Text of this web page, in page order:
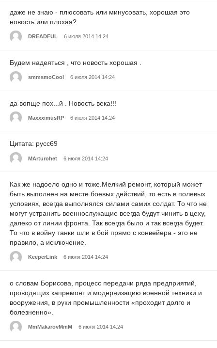
даже не знаю - плюсовать или минусовать, хорошая это
новость или плохая?
DREADFUL 6 июля 2014 14:24
Будем надеяться , что новость хорошая .
smmsmoCool 6 июля 2014 14:24
да вопще пох...й . Новость века!!!
MaxxximusRP 6 июля 2014 14:24
Цитата: русс69
MArturohet 6 июля 2014 14:24
Как же надоело одно и тоже.Мелкий ремонт, который может
быть выполнен на месте боевых действий, то есть в полевых
условиях, всегда выполнялся силами самих солдат. То что не
могут устранить военнослужащие всегда будут чинить в цеху,
далеко от линии фронта. Так всегда было и так всегда будет.
То что в войну танки шли в бой прямо с конвейера - это не
правило, а исключение.
KeeperLink 6 июля 2014 14:24
о словам Борисова, процесс передачи ряда предприятий,
проводящих капремонт и модернизацию военной техники и
вооружения, в руки промышленности «проходит долго и
болезненно».
MmMakarovMmM 6 июля 2014 14:24